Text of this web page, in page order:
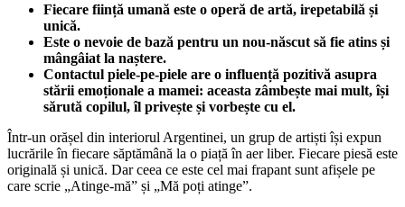
Fiecare ființă umană este o operă de artă, irepetabilă și
unică.
Este o nevoie de bază pentru un nou-născut să fie atins și
mângâiat la naștere.
Contactul piele-pe-piele are o influență pozitivă asupra
stării emoționale a mamei: aceasta zâmbește mai mult, își
sărută copilul, îl privește și vorbește cu el.
Într-un orășel din interiorul Argentinei, un grup de artiști își expun
lucrările în fiecare săptămână la o piață în aer liber. Fiecare piesă este
originală și unică. Dar ceea ce este cel mai frapant sunt afișele pe
care scrie „Atinge-mă” și „Mă poți atinge”.